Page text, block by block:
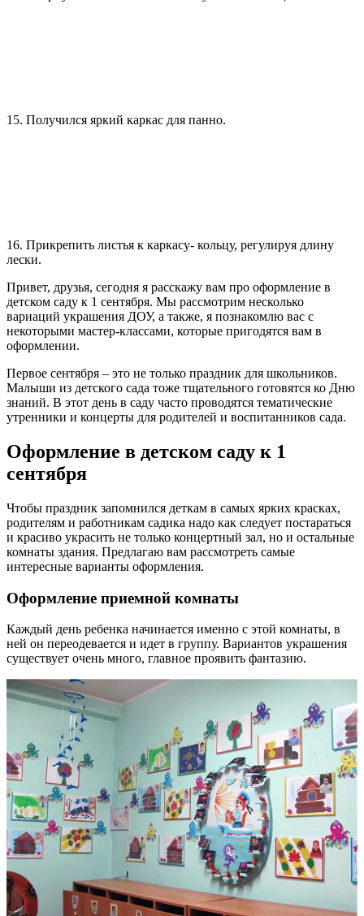
16. Прикрепить листья к каркасу- кольцу, регулируя длину
лески.
Привет, друзья, сегодня я расскажу вам про оформление в
детском саду к 1 сентября. Мы рассмотрим несколько
вариаций украшения ДОУ, а также, я познакомлю вас с
некоторыми мастер-классами, которые пригодятся вам в
оформлении.
Первое сентября – это не только праздник для школьников.
Малыши из детского сада тоже тщательного готовятся ко Дню
знаний. В этот день в саду часто проводятся тематические
утренники и концерты для родителей и воспитанников сада.
сентября
Чтобы праздник запомнился деткам в самых ярких красках,
родителям и работникам садика надо как следует постараться
и красиво украсить не только концертный зал, но и остальные
комнаты здания. Предлагаю вам рассмотреть самые
интересные варианты оформления.
Оформление приемной комнаты
Каждый день ребенка начинается именно с этой комнаты, в
ней он переодевается и идет в группу. Вариантов украшения
существует очень много, главное проявить фантазию.